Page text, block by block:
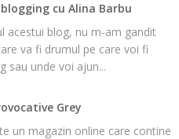
cu Alina Barbu
acestui blog, nu m-am gandit
va fi drumul pe care voi fi
sau unde voi ajun...
Grey
un magazin online care contine